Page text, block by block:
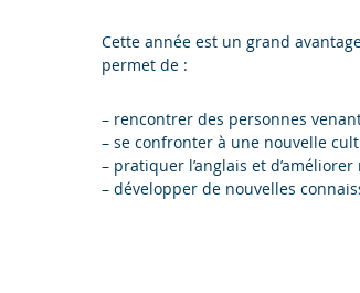
Cette année est un grand
permet de :
– rencontrer des personnes
– se confronter à une nouvelle
– pratiquer l’anglais et
– développer de nouvelles